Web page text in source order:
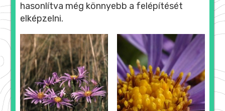
hasonlítva még könnyebb a felépítését
elképzelni.